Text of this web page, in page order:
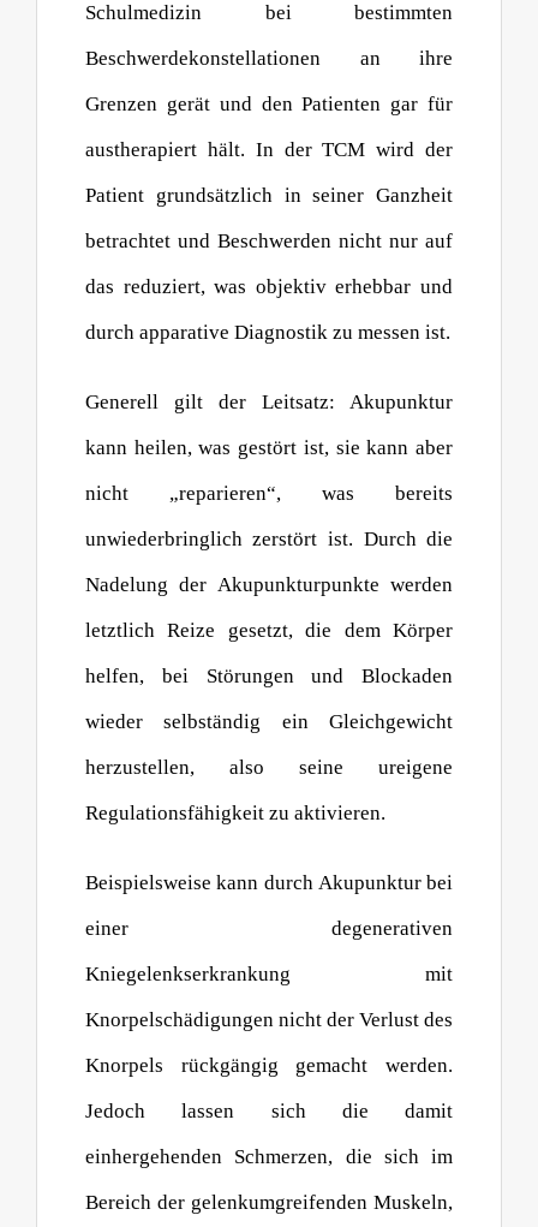
Schulmedizin bei bestimmten
Beschwerdekonstellationen an ihre
Grenzen gerät und den Patienten gar für
austherapiert hält. In der TCM wird der
Patient grundsätzlich in seiner Ganzheit
betrachtet und Beschwerden nicht nur auf
das reduziert, was objektiv erhebbar und
durch apparative Diagnostik zu messen ist.
Generell gilt der Leitsatz: Akupunktur
kann heilen, was gestört ist, sie kann aber
nicht „reparieren“, was bereits
unwiederbringlich zerstört ist. Durch die
Nadelung der Akupunkturpunkte werden
letztlich Reize gesetzt, die dem Körper
helfen, bei Störungen und Blockaden
wieder selbständig ein Gleichgewicht
herzustellen, also seine ureigene
Regulationsfähigkeit zu aktivieren.
Beispielsweise kann durch Akupunktur bei
einer degenerativen
Kniegelenkserkrankung mit
Knorpelschädigungen nicht der Verlust des
Knorpels rückgängig gemacht werden.
Jedoch lassen sich die damit
einhergehenden Schmerzen, die sich im
Bereich der gelenkumgreifenden Muskeln,